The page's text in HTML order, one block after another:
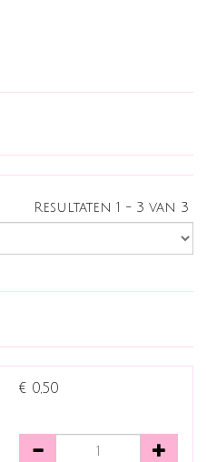
Resultaten 1 - 3 van 3
€ 0,50